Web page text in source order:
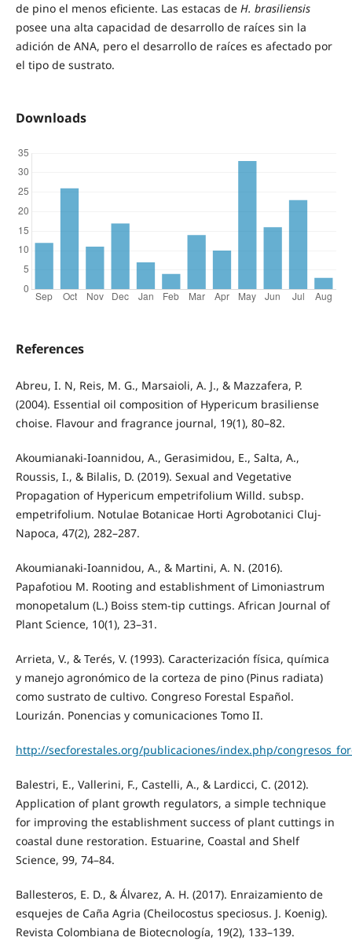
de pino el menos eficiente. Las estacas de H. brasiliensis
posee una alta capacidad de desarrollo de raíces sin la
adición de ANA, pero el desarrollo de raíces es afectado por
el tipo de sustrato.
Downloads
References
Abreu, I. N, Reis, M. G., Marsaioli, A. J., & Mazzafera, P.
(2004). Essential oil composition of Hypericum brasiliense
choise. Flavour and fragrance journal, 19(1), 80–82.
Akoumianaki-Ioannidou, A., Gerasimidou, E., Salta, A.,
Roussis, I., & Bilalis, D. (2019). Sexual and Vegetative
Propagation of Hypericum empetrifolium Willd. subsp.
empetrifolium. Notulae Botanicae Horti Agrobotanici Cluj-
Napoca, 47(2), 282–287.
Akoumianaki-Ioannidou, A., & Martini, A. N. (2016).
Papafotiou M. Rooting and establishment of Limoniastrum
monopetalum (L.) Boiss stem-tip cuttings. African Journal of
Plant Science, 10(1), 23–31.
Arrieta, V., & Terés, V. (1993). Caracterización física, química
y manejo agronómico de la corteza de pino (Pinus radiata)
como sustrato de cultivo. Congreso Forestal Español.
Lourizán. Ponencias y comunicaciones Tomo II.
http://secforestales.org/publicaciones/index.php/
Balestri, E., Vallerini, F., Castelli, A., & Lardicci, C. (2012).
Application of plant growth regulators, a simple technique
for improving the establishment success of plant cuttings in
coastal dune restoration. Estuarine, Coastal and Shelf
Science, 99, 74–84.
Ballesteros, E. D., & Álvarez, A. H. (2017). Enraizamiento de
esquejes de Caña Agria (Cheilocostus speciosus. J. Koenig).
Revista Colombiana de Biotecnología, 19(2), 133–139.